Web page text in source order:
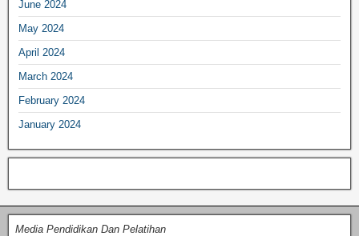
June 2024
May 2024
April 2024
March 2024
February 2024
January 2024
Media Pendidikan Dan Pelatihan